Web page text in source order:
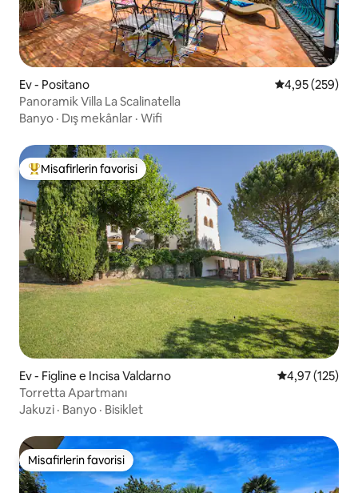
Ev - Positano 5 üzerinden
4,95 (259)
Panoramik Villa La Scalinatella
Banyo · Dış mekânlar · Wifi
Misafirlerin favorilerinden en beğenilenler arasında
Misafirlerin favorisi
Ev - Figline e Incisa Valdarno 5 üzerinden
4,97 (125)
Torretta Apartmanı
Jakuzi · Banyo · Bisiklet
Misafirlerin favorisi
Misafirlerin favorisi